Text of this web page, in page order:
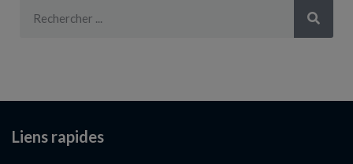
Liens rapides